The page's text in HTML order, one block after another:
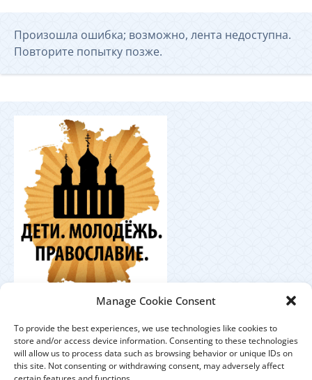
Manage Cookie Consent
To provide the best experiences, we use technologies like cookies to
store and/or access device information. Consenting to these technologies
will allow us to process data such as browsing behavior or unique IDs on
this site. Not consenting or withdrawing consent, may adversely affect
Произошла ошибка; возможно, лента недоступна.
Повторите попытку позже.
центр по работе с православной молодёжью в
Германии